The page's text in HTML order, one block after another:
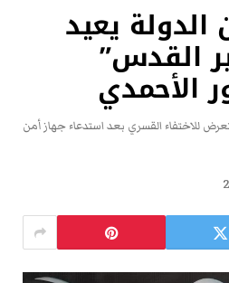
الدولة يعيد
القدس”
الأحمدي
للاختفاء القسري بعد استدعاء جهاز أمن